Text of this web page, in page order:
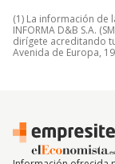
(1) La información de
INFORMA D&B S.A.
dirígete acreditando
Avenida de Europa,